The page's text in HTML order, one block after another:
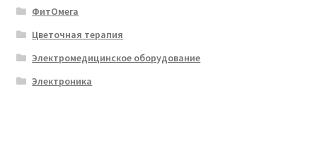
ФитОмега
Цветочная терапия
Электромедицинское оборудование
Электроника